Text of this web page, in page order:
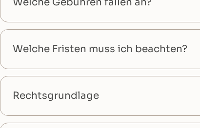
Welche Fristen muss ich beachten?
Rechtsgrundlage